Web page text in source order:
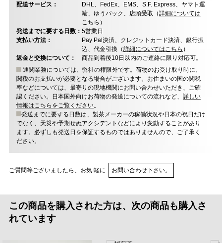
配送サービス：
DHL、FedEx、EMS、S.F. Express、ヤマト運
輸、ゆうパック、店頭受取（詳細については
こちら ）
発送までに要する日数： 5営業日
支払い方法：
Pay Pal決済、クレジットカード決済、銀行振
込、代金引換（詳細についてはこちら ）
返金と交換について：
商品到着後10日以内のご連絡に限り対応可。
通関業務については、弊社の権限外です。荷物のお受け取り時に、
関税のお支払いが必要となる場合がございます。お住まいの国の関税
率などについては、最寄りの現地機関にお問い合わせいただき、ご確
認ください。日本国外向けお荷物の発送についての流れなど、 詳しい
情報はこちらをご覧ください。
発送までに要する日数は、製茶メーカーの稼働状況や日本の祝日だけ
でなく、天災や予期せぬアクシデントなどにより変動することがあり
ます。必ずしも発送日を保証するものではありませんので、ご了承く
ださい。
ご質問等ございましたら、お気 軽に お問い合わせ下さい。
この商品を購入された方は、次の商品も購入さ
れています